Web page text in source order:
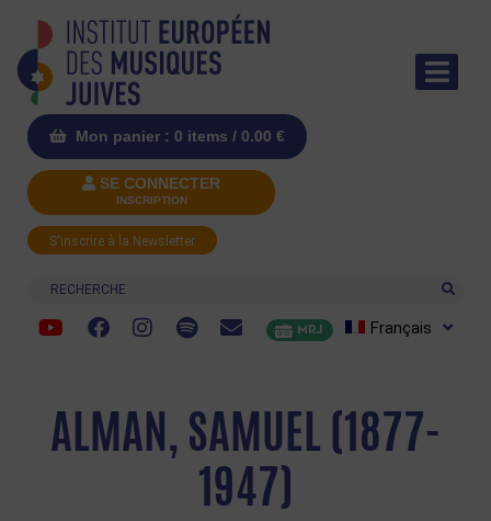
Mon panier : 0 items / 0.00 €
SE CONNECTER
INSCRIPTION
S'inscrire à la Newsletter
Recherche
MRJ Français
ALMAN, SAMUEL (1877-
1947)